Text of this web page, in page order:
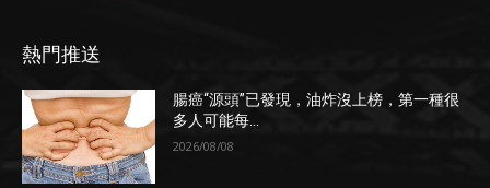
熱門推送
腸癌“源頭”已發現，油炸沒上榜，第一種很
多人可能每...
2026/08/08